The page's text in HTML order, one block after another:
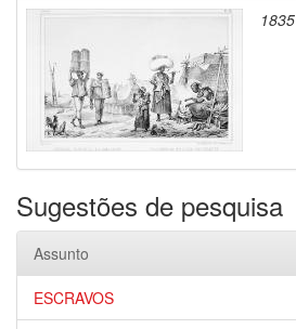
1835
Sugestões de pesquisa
Assunto
ESCRAVOS